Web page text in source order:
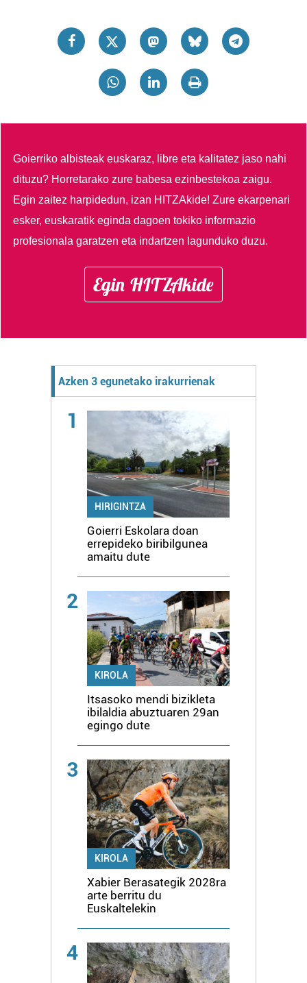
Goierriko albisteak euskaraz, libre eta kalitatez jaso nahi
dituzu? Horretarako zure babesa ezinbestekoa zaigu.
Egin zaitez harpidedun, izan HITZAkide!Zure ekarpenari
esker, euskaratik eginda dagoen tokiko informazio
profesionala garatzen eta indartzen lagunduko duzu.
Egin HITZAkide
Azken 3 egunetako irakurrienak
1
HIRIGINTZA
Goierri Eskolara doan
errepideko biribilgunea
amaitu dute
2
KIROLA
Itsasoko mendi bizikleta
ibilaldia abuztuaren 29an
egingo dute
3
KIROLA
Xabier Berasategik 2028ra
arte berritu du
Euskaltelekin
4